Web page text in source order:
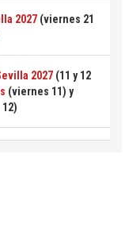
2027 (viernes 21
2027 (11 y 12
(viernes 11) y